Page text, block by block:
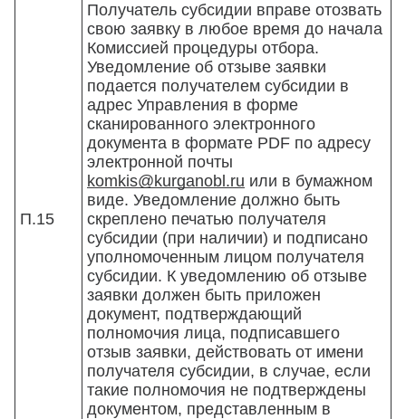
П.15
Получатель субсидии вправе отозвать
свою заявку в любое время до начала
Комиссией процедуры отбора.
Уведомление об отзыве заявки
подается получателем субсидии в
адрес Управления в форме
сканированного электронного
документа в формате PDF по адресу
электронной почты
komkis@kurganobl.ru или в бумажном
виде. Уведомление должно быть
скреплено печатью получателя
субсидии (при наличии) и подписано
уполномоченным лицом получателя
субсидии. К уведомлению об отзыве
заявки должен быть приложен
документ, подтверждающий
полномочия лица, подписавшего
отзыв заявки, действовать от имени
получателя субсидии, в случае, если
такие полномочия не подтверждены
документом, представленным в